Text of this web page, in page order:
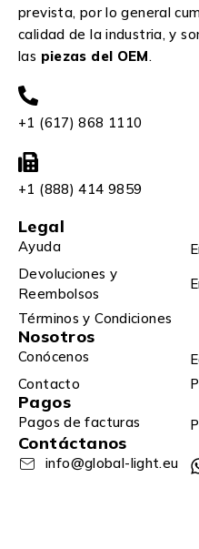
prevista, por lo general
calidad de la industria, y
las piezas del OEM.
+1 (617) 868 1110
+1 (888) 414 9859
Legal
Ayuda
Devoluciones y
Reembolsos
Términos y Condiciones
Nosotros
Conócenos
Contacto
Pagos
Pagos de facturas
Contáctanos
info@global-light.eu